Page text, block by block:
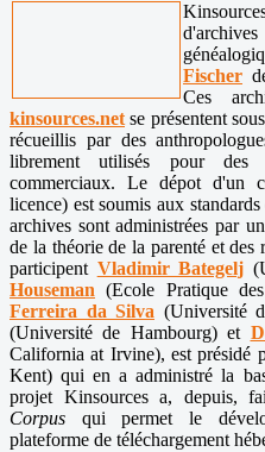
Fischer
Ces
kinsources.netse présentent
récueillis par des
librement utilisés pour des
commerciaux. Le dépot d'un
licence) est soumis aux
archives sont administrées par
de la théorie de la parenté et des
participent Vladimir Bategelj
Houseman (Ecole Pratique
Ferreira da Silva (Université
(Université de Hambourg) et
California at Irvine), est présidé
Kent) qui en a administré la
projet Kinsources a, depuis,
Corpus qui permet le
plateforme de téléchargement